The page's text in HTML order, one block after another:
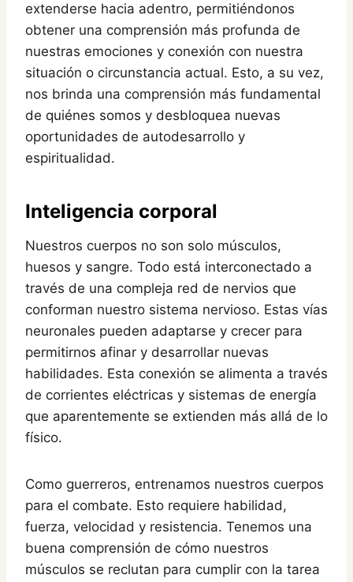
extenderse hacia adentro, permitiéndonos
obtener una comprensión más profunda de
nuestras emociones y conexión con nuestra
situación o circunstancia actual. Esto, a su vez,
nos brinda una comprensión más fundamental
de quiénes somos y desbloquea nuevas
oportunidades de autodesarrollo y
espiritualidad.
Inteligencia corporal
Nuestros cuerpos no son solo músculos,
huesos y sangre. Todo está interconectado a
través de una compleja red de nervios que
conforman nuestro sistema nervioso. Estas vías
neuronales pueden adaptarse y crecer para
permitirnos afinar y desarrollar nuevas
habilidades. Esta conexión se alimenta a través
de corrientes eléctricas y sistemas de energía
que aparentemente se extienden más allá de lo
físico.
Como guerreros, entrenamos nuestros cuerpos
para el combate. Esto requiere habilidad,
fuerza, velocidad y resistencia. Tenemos una
buena comprensión de cómo nuestros
músculos se reclutan para cumplir con la tarea